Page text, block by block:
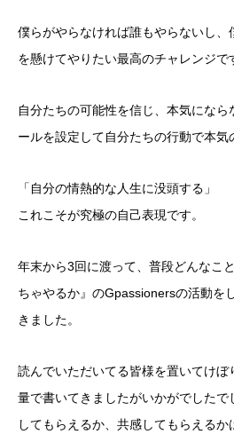
僕らがやらなければ誰もやらないし、
を懸けてやりたい最高のチャレンジで
自分たちの可能性を信じ、本気にな
ールを設定して自分たちの行動で本気
「自分の情熱的な人生に没頭する」
これこそが究極の自己表現です。
年末から3回に渡って、普段どんなこ
ちゃやるか』のGpassionersの活動を
きました。
読んでいただいてる皆様を置いてけ
量で書いてきましたがいかがでした
してもらえるか、共感してもらえるか